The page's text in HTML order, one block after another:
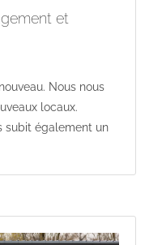
et
Nous nous
locaux.
subit également un